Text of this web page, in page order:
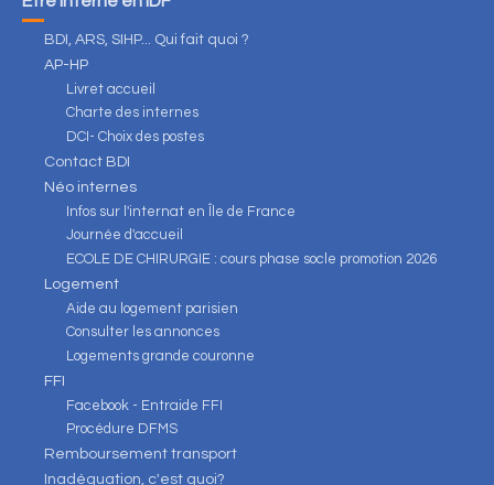
BDI, ARS, SIHP... Qui fait quoi ?
AP-HP
Livret accueil
Charte des internes
DCI- Choix des postes
Contact BDI
Néo internes
Infos sur l'internat en Île de France
Journée d'accueil
ECOLE DE CHIRURGIE : cours phase socle promotion 2026
Logement
Aide au logement parisien
Consulter les annonces
Logements grande couronne
FFI
Facebook - Entraide FFI
Procédure DFMS
Remboursement transport
Inadéquation, c'est quoi?